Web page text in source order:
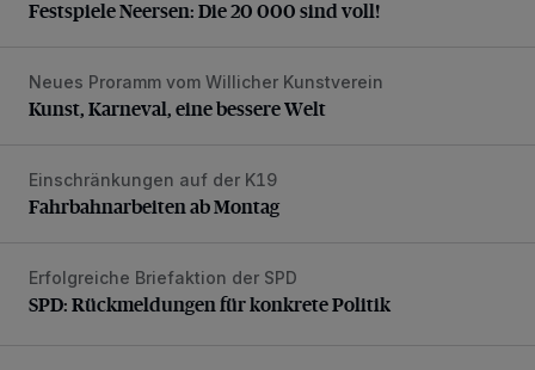
Festspiele Neersen: Die 20 000 sind voll!
Kunst, Karneval, eine bessere Welt
Neues Proramm vom Willicher Kunstverein
Kunst, Karneval, eine bessere Welt
Fahrbahnarbeiten ab Montag
Einschränkungen auf der K19
Fahrbahnarbeiten ab Montag
SPD: Rückmeldungen für konkrete Politik
Erfolgreiche Briefaktion der SPD
SPD: Rückmeldungen für konkrete Politik